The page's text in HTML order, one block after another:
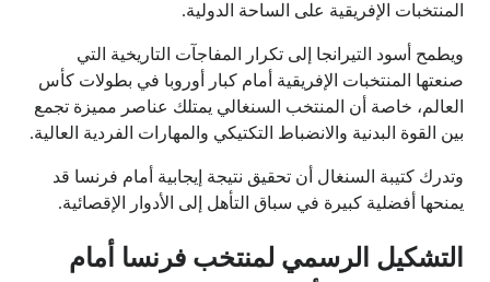
المنتخبات الإفريقية على الساحة الدولية.
ويطمح أسود التيرانجا إلى تكرار المفاجآت التاريخية التي
صنعتها المنتخبات الإفريقية أمام كبار أوروبا في بطولات كأس
العالم، خاصة أن المنتخب السنغالي يمتلك عناصر مميزة تجمع
بين القوة البدنية والانضباط التكتيكي والمهارات الفردية العالية.
وتدرك كتيبة السنغال أن تحقيق نتيجة إيجابية أمام فرنسا قد
يمنحها أفضلية كبيرة في سباق التأهل إلى الأدوار الإقصائية.
التشكيل الرسمي لمنتخب فرنسا أمام